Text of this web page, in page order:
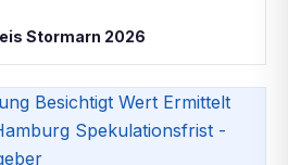
Stormarn 2026